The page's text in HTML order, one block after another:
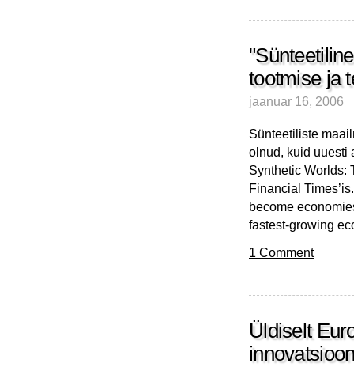
ja
tootmise ja
jaanuar 16, 2006
Sünteetiliste
olnud, kuid uuesti
Synthetic Worlds:
Financial
become
fastest-growing
1 Comment
Üldiselt